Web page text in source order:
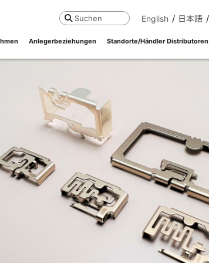
Suchen English 日本語
Anlegerbeziehungen Standorte/Händler Distributoren